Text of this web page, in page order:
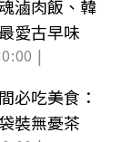
滷肉飯、韓
愛古早味
|
必吃美食：
裝無憂茶